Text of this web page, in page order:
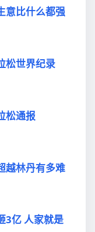
意比什么都强
松世界纪录
松通报
越林丹有多难
3亿 人家就是